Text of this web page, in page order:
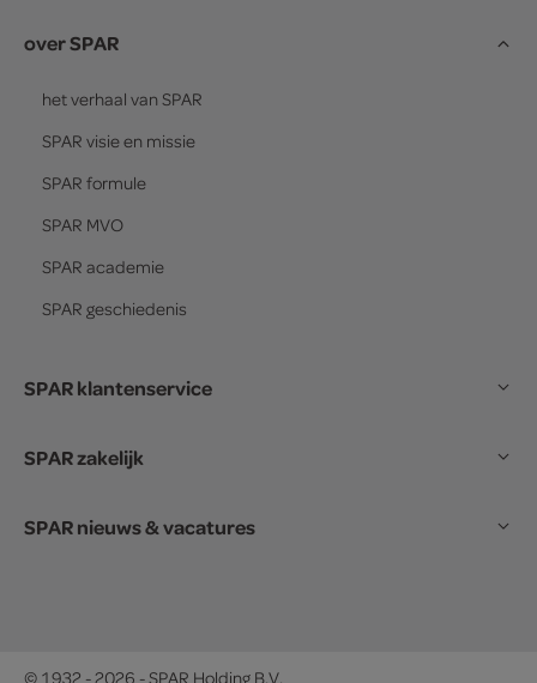
over SPAR
het verhaal van SPAR
SPAR visie en missie
SPAR formule
SPAR MVO
SPAR academie
SPAR geschiedenis
SPAR klantenservice
SPAR zakelijk
SPAR nieuws & vacatures
© 1932 - 2026 - SPAR Holding B.V.